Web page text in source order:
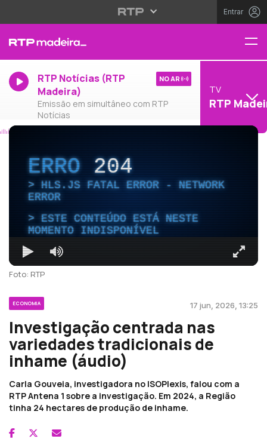
Entrar
RTP Notícias (RTP
Madeira)
Emissão em simultâneo com RTP
Notícias
NO AR
TV
RTP
ERRO204
HLS.JS FATAL ERROR - NETWORK
ERROR
ESTE CONTEÚDO ESTÁ NESTE
MOMENTO INDISPONÍVEL
Foto: RTP
ECONOMIA 17 jun, 2026, 13:25
Investigação centrada nas
variedades tradicionais de
inhame (áudio)
Carla Gouveia, investigadora no ISOPlexis, falou com a
RTP Antena 1 sobre a investigação. Em 2024, a Região
tinha 24 hectares de produção de inhame.